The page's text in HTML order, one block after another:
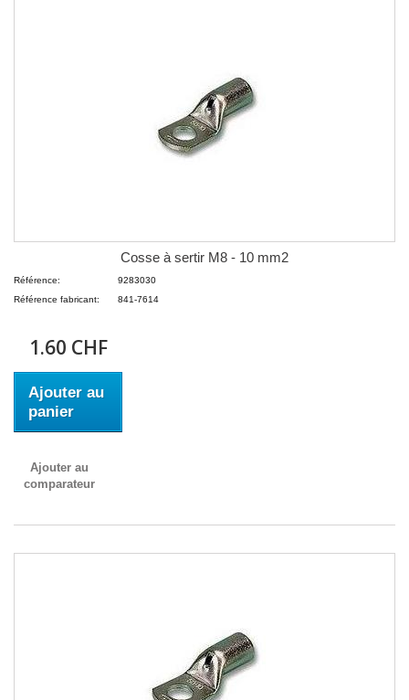
Cosse à sertir M8 - 10 mm2
Référence:
9283030
Référence fabricant:
841-7614
1.60 CHF
Ajouter au
panier
Ajouter au
comparateur